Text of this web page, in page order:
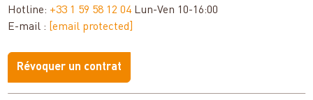
Hotline: +33 1 59 58 12 04 Lun-Ven 10-16:00
E-mail :
[email protected]
Révoquer un contrat